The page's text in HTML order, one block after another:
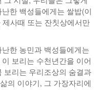
한 백성들에게는 쌀밥(이
사때 또는 잔칫상에서만
한 농민과 백성들에게는
보리는 수천년간을 이어
보리는 우리조상의 숨결과
의 이야기, 그 가장자리에